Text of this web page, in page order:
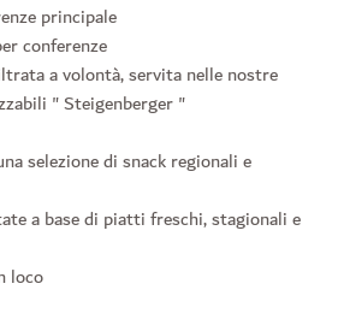
principale
conferenze
a volontà, servita nelle nostre
" Steigenberger "
selezione di snack regionali e
a base di piatti freschi, stagionali e
loco